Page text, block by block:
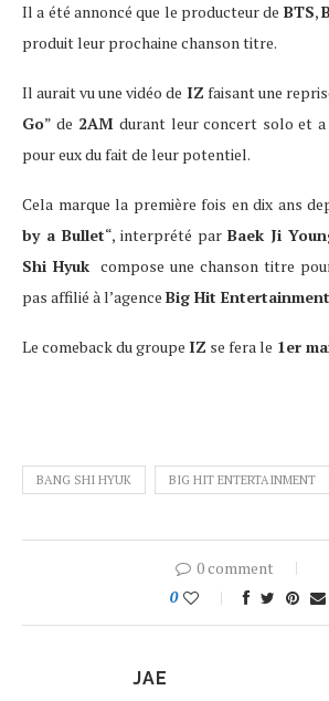
Il a été annoncé que le producteur de BTS,
produit leur prochaine chanson titre.
Il aurait vu une vidéo de IZ faisant une
Go” de 2AM durant leur concert solo et a
pour eux du fait de leur potentiel.
Cela marque la première fois en dix ans
by a Bullet“, interprété par Baek Ji
Shi Hyuk compose une chanson titre
pas affilié à l’agence Big Hit Entertainment
Le comeback du groupe IZ se fera le 1er
BANG SHI HYUK BIG HIT ENTERTAINMENT
0 comment
0
JAE